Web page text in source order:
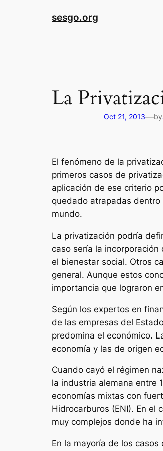
sesgo.org
La
Oct 21, 2013—by
El fenómeno de la
primeros casos de
aplicación de ese criterio
quedado atrapadas
mundo.
La privatización podría
caso sería la
el bienestar social. Otros
general. Aunque estos
importancia que lograron
Según los expertos en
de las empresas del
predomina el económico.
economía y las de origen
Cuando cayó el régimen
la industria alemana entre
economías mixtas con
Hidrocarburos (ENI). En el
muy complejos donde ha
En la mayoría de los